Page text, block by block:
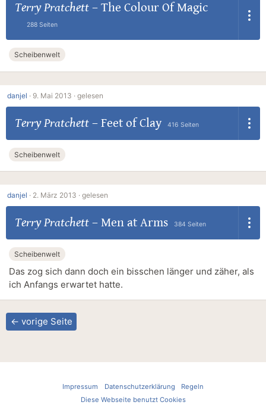
Terry Pratchett– The Colour Of Magic
288 Seiten
Scheibenwelt
danjel · 9. Mai 2013 · gelesen
Terry Pratchett– Feet of Clay 416 Seiten
Scheibenwelt
danjel · 2. März 2013 · gelesen
Terry Pratchett– Men at Arms 384 Seiten
Scheibenwelt
Das zog sich dann doch ein bisschen länger und zäher, als
ich Anfangs erwartet hatte.
← vorige Seite
Impressum Datenschutzerklärung
Regeln
Diese Webseite benutzt Cookies